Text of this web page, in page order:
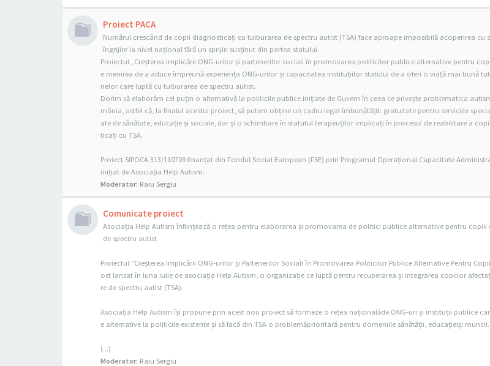
Proiect PACA
Numărul crescând de copii diagnosticați cu tulburarea de spectru autist (TSA) face aproape imposibilă acoperirea cu
îngrijire la nivel național fără un sprijin susținut din partea statului.
Proiectul „Creșterea implicării ONG-urilor și partenerilor sociali în promovarea politicilor publice alternative pentru
e menirea de a aduce împreună experiența ONG-urilor și capacitatea instituțiilor statului de a oferi o viață mai bună
nelor care luptă cu tulburarea de spectru autist.
Dorim să elaborăm cel puțin o alternativă la politicile publice inițiate de Guvern în ceea ce privește problematica
mânia, astfel că, la finalul acestui proiect, să putem obține un cadru legal îmbunătățit: gratuitate pentru serviciile
ate de sănătate, educație și sociale, dar și o schimbare în statutul terapeuților implicați în procesul de reabilitare a
ticați cu TSA.
Proiect SIPOCA 313/110709 finanțat din Fondul Social European (FSE) prin Programul Operațional Capacitate
inițiat de Asociația Help Autism.
Moderator: Raiu Sergiu
Comunicate proiect
Asociația Help Autism înființează o rețea pentru elaborarea și promovarea de politici publice alternative pentru copiii
de spectru autist
Proiectul "Creșterea Implicării ONG-urilor și Partenerilor Sociali în Promovarea Politicilor Publice Alternative Pentru
ost lansat în luna iulie de asociația Help Autism, o organizație ce luptă pentru recuperarea și integrarea copiilor
re de spectru autist (TSA).
Asociația Help Autism își propune prin acest nou proiect să formeze o rețea naționalăde ONG-uri și instituții publice
e alternative la politicile existente și să facă din TSA o problemăprioritară pentru domeniile sănătății, educațieiși muncii.
(...)
Moderator: Raiu Sergiu